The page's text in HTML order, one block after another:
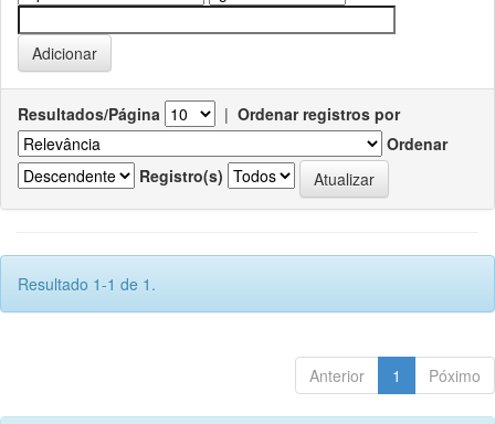
Resultados/Página | Ordenar registros por
Ordenar
Registro(s)
Resultado 1-1 de 1.
Anterior 1 Póximo